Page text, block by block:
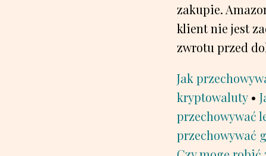
zakupie.
klient nie jest
zwrotu przed
Jak
kryptowaluty•
przechowywać
przechowywać